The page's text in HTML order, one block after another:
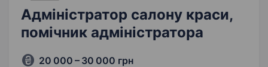
Адміністратор салону краси,
помічник адміністратора
20 000 – 30 000 грн